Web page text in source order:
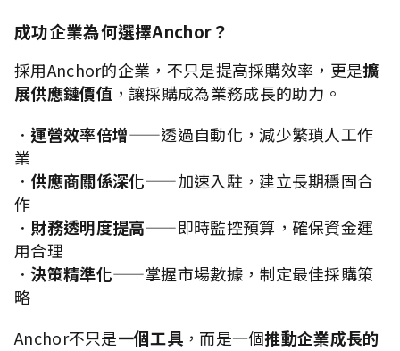
成功企業為何選擇Anchor？
採用Anchor的企業，不只是提高採購效率，更是擴
展供應鏈價值 ，讓採購成為業務成長的助力。
．運營效率倍增——透過自動化，減少繁瑣人工作
業
．供應商關係深化——加速入駐，建立長期穩固合
作
． 財務透明度提高——即時監控預算，確保資金運
用合理
．決策精準化——掌握市場數據，制定最佳採購策
略
Anchor不只是一個工具，而是一個推動企業成長的